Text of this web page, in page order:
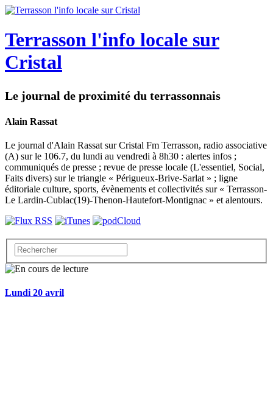
Terrasson l'info locale sur
Cristal
Le journal de proximité du terrassonnais
Alain Rassat
Le journal d'Alain Rassat sur Cristal Fm Terrasson, radio associative
(A) sur le 106.7, du lundi au vendredi à 8h30 : alertes infos ;
communiqués de presse ; revue de presse locale (L'essentiel, Social,
Faits divers) sur le triangle « Périgueux-Brive-Sarlat » ; ligne
éditoriale culture, sports, évènements et collectivités sur « Terrasson-
Le Lardin-Cublac(19)-Thenon-Hautefort-Montignac » et alentours.
Lundi 20 avril